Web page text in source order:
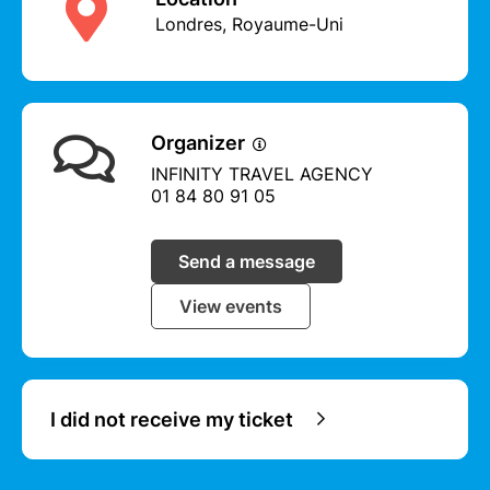
Londres, Royaume-Uni
Organizer
INFINITY TRAVEL AGENCY
01 84 80 91 05
Send a message
View events
I did not receive my ticket